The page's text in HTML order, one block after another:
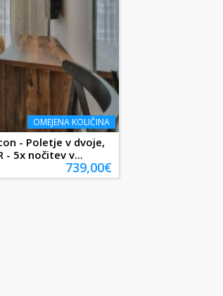
OMEJENA KOLIČINA
- Poletje v dvoje,
- 5x nočitev v...
739,00€